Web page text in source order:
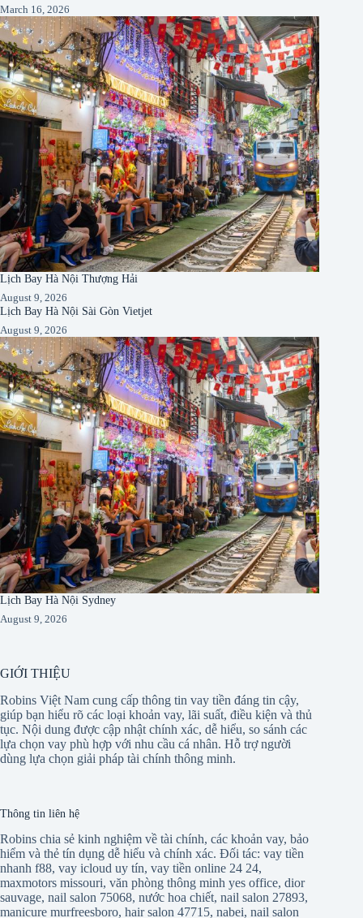
March 16, 2026
Lịch Bay Hà Nội Thượng Hải
August 9, 2026
Lịch Bay Hà Nội Sài Gòn Vietjet
August 9, 2026
Lịch Bay Hà Nội Sydney
August 9, 2026
GIỚI THIỆU
Robins Việt Nam cung cấp thông tin vay tiền đáng tin cậy,
giúp bạn hiểu rõ các loại khoản vay, lãi suất, điều kiện và thủ
tục. Nội dung được cập nhật chính xác, dễ hiểu, so sánh các
lựa chọn vay phù hợp với nhu cầu cá nhân. Hỗ trợ người
dùng lựa chọn giải pháp tài chính thông minh.
Thông tin liên hệ
Robins chia sẻ kinh nghiệm về tài chính, các khoản vay, bảo
hiểm và thẻ tín dụng dễ hiểu và chính xác. Đối tác: vay tiền
nhanh f88, vay icloud uy tín, vay tiền online 24 24,
maxmotors missouri, văn phòng thông minh yes office, dior
sauvage, nail salon 75068, nước hoa chiết, nail salon 27893,
manicure murfreesboro, hair salon 47715, nabei, nail salon